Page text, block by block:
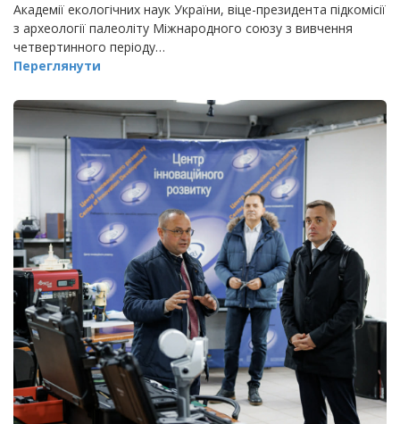
Академії екологічних наук України, віце-президента підкомісії
з археології палеоліту Міжнародного союзу з вивчення
четвертинного періоду…
Переглянути